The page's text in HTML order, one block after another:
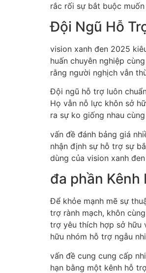
rắc rối sự bắt buộc
Đội Ngũ Hỗ
vision xanh đen 2025
huấn chuyên nghiệp
rằng người nghịch vẫn
Đội ngũ hỗ trợ luôn
Họ vẫn nỗ lực khôn sở
ra sự ko giống nhau
vấn đề đánh bảng giá
nhận định sự hỗ trợ sự
dùng của vision xanh
đa phần Kênh
Để khỏe mạnh mẽ sự
trợ rành mạch, khôn
trợ yêu thích hợp sở hữu
hữu nhóm hỗ trợ ngẫu
vấn đề cung cung cấp
hạn bằng một kênh hỗ